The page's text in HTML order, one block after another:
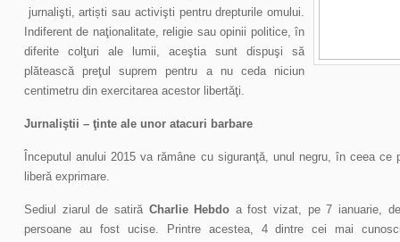
jurnalişti, artiști sau activişti pentru drepturile omului.
Indiferent de naţionalitate, religie sau opinii politice, în
diferite colţuri ale lumii, aceştia sunt dispuşi să
plătească preţul suprem pentru a nu ceda niciun
centimetru din exercitarea acestor libertăţi.
Jurnaliştii – ţinte ale unor atacuri barbare
Începutul anului 2015 va rămâne cu siguranţă, unul negru, în ceea
liberă exprimare.
Sediul ziarul de satirăCharlie Hebdo a fost vizat, pe 7 ianuarie,
persoane au fost ucise. Printre acestea, 4 dintre cei mai